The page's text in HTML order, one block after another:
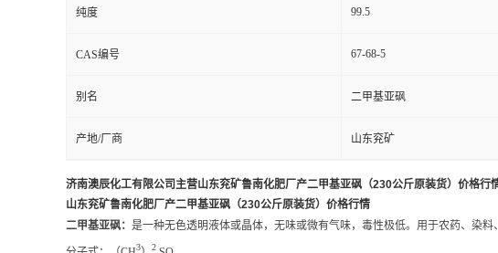
纯度 99.5
CAS编号 67-68-5
别名 二甲基亚砜
产地/厂商 山东兖矿
济南澳辰化工有限公司主营山东兖矿鲁南化肥厂产二甲基亚砜（230公斤原装货）价格
山东兖矿鲁南化肥厂产二甲基亚砜（230公斤原装货）价格行情
二甲基亚砜： 是一种无色透明液体或晶体，无味或微有气味，毒性极低。用于农药、染
3 2